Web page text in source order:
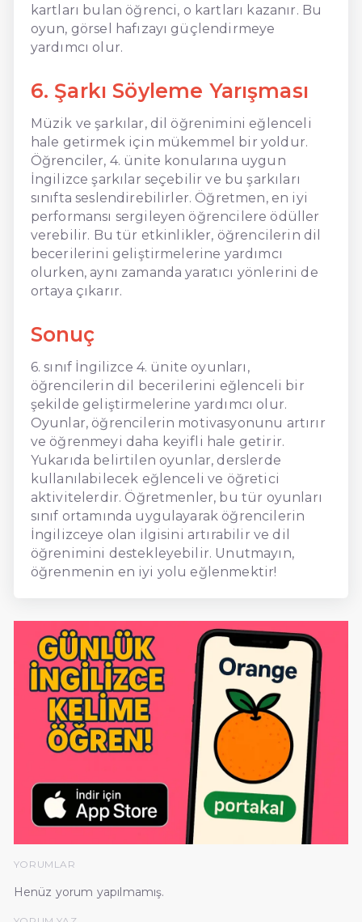
kartları bulan öğrenci, o kartları kazanır. Bu
oyun, görsel hafızayı güçlendirmeye
yardımcı olur.
6. Şarkı Söyleme Yarışması
Müzik ve şarkılar, dil öğrenimini eğlenceli
hale getirmek için mükemmel bir yoldur.
Öğrenciler, 4. ünite konularına uygun
İngilizce şarkılar seçebilir ve bu şarkıları
sınıfta seslendirebilirler. Öğretmen, en iyi
performansı sergileyen öğrencilere ödüller
verebilir. Bu tür etkinlikler, öğrencilerin dil
becerilerini geliştirmelerine yardımcı
olurken, aynı zamanda yaratıcı yönlerini de
ortaya çıkarır.
Sonuç
6. sınıf İngilizce 4. ünite oyunları,
öğrencilerin dil becerilerini eğlenceli bir
şekilde geliştirmelerine yardımcı olur.
Oyunlar, öğrencilerin motivasyonunu artırır
ve öğrenmeyi daha keyifli hale getirir.
Yukarıda belirtilen oyunlar, derslerde
kullanılabilecek eğlenceli ve öğretici
aktivitelerdir. Öğretmenler, bu tür oyunları
sınıf ortamında uygulayarak öğrencilerin
İngilizceye olan ilgisini artırabilir ve dil
öğrenimini destekleyebilir. Unutmayın,
öğrenmenin en iyi yolu eğlenmektir!
YORUMLAR
Henüz yorum yapılmamış.